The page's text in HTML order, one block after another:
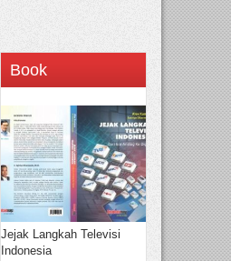
Book
Jejak Langkah Televisi
Indonesia